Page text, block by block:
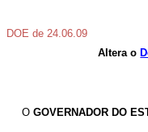
DOE de 24.06.09
Altera o
OGOVERNADOR DO